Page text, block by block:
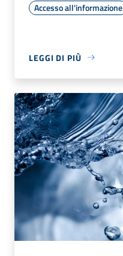
Accesso all'informazione
LEGGI DI PIÙ